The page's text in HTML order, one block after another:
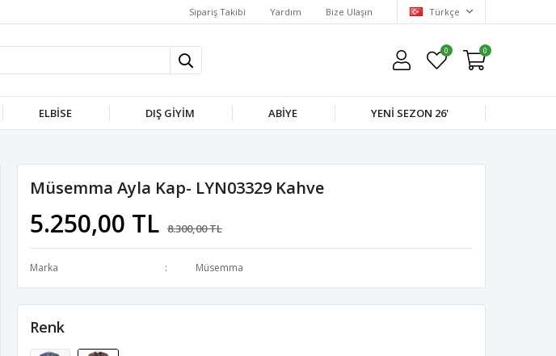
Sipariş Takibi Yardım Bize Ulaşın Türkçe
0 0
ELBISE DIŞ GIYIM ABIYE YENI SEZON 26'
Müsemma Ayla Kap- LYN03329 Kahve
5.250,00 TL 8.300,00 TL
Marka Müsemma
Renk